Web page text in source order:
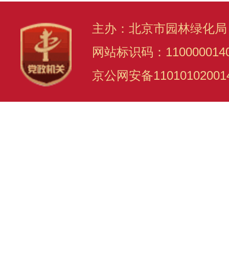
主办：北京市园林绿化
网站标识码：
京公网安备